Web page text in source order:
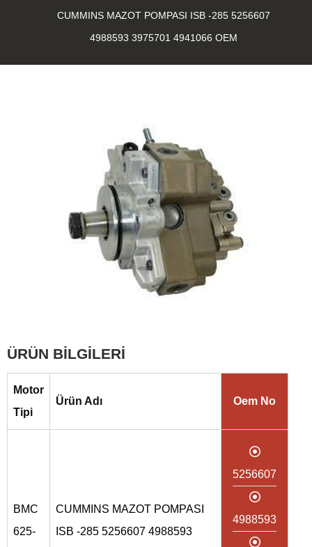
CUMMINS MAZOT POMPASI ISB -285 5256607
4988593 3975701 4941066 OEM
ÜRÜN BİLGİLERİ
Motor
Tipi
Ürün Adı Oem No
BMC
625-
CUMMINS MAZOT POMPASI
ISB -285 5256607 4988593
5256607
4988593